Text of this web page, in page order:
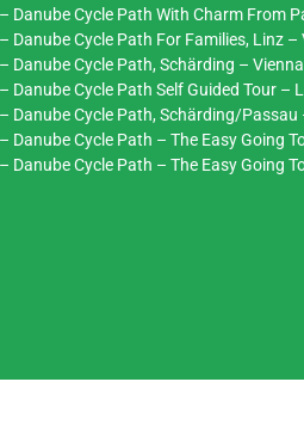
Danube Cycle Path With Charm From
Danube Cycle Path For Families, Linz
Danube Cycle Path, Schärding –
Danube Cycle Path Self Guided Tour
Danube Cycle Path, Schärding/
Danube Cycle Path – The Easy Going
Danube Cycle Path – The Easy Going